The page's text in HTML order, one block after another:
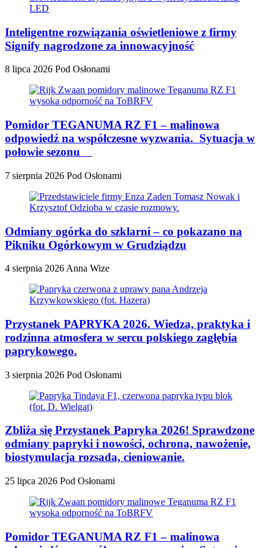
Inteligentne rozwiązania oświetleniowe z firmy
Signify nagrodzone za innowacyjność
8 lipca 2026 Pod Osłonami
Pomidor TEGANUMA RZ F1 – malinowa
odpowiedź na współczesne wyzwania. Sytuacja w
połowie sezonu
7 sierpnia 2026 Pod Osłonami
Odmiany ogórka do szklarni – co pokazano na
Pikniku Ogórkowym w Grudziądzu
4 sierpnia 2026 Anna Wize
Przystanek PAPRYKA 2026. Wiedza, praktyka i
rodzinna atmosfera w sercu polskiego zagłębia
paprykowego.
3 sierpnia 2026 Pod Osłonami
Zbliża się Przystanek Papryka 2026! Sprawdzone
odmiany papryki i nowości, ochrona, nawożenie,
biostymulacja rozsada, cieniowanie.
25 lipca 2026 Pod Osłonami
Pomidor TEGANUMA RZ F1 – malinowa